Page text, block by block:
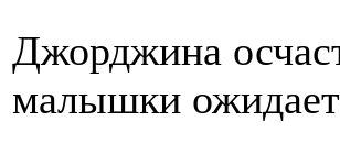
Джорджина
малышки